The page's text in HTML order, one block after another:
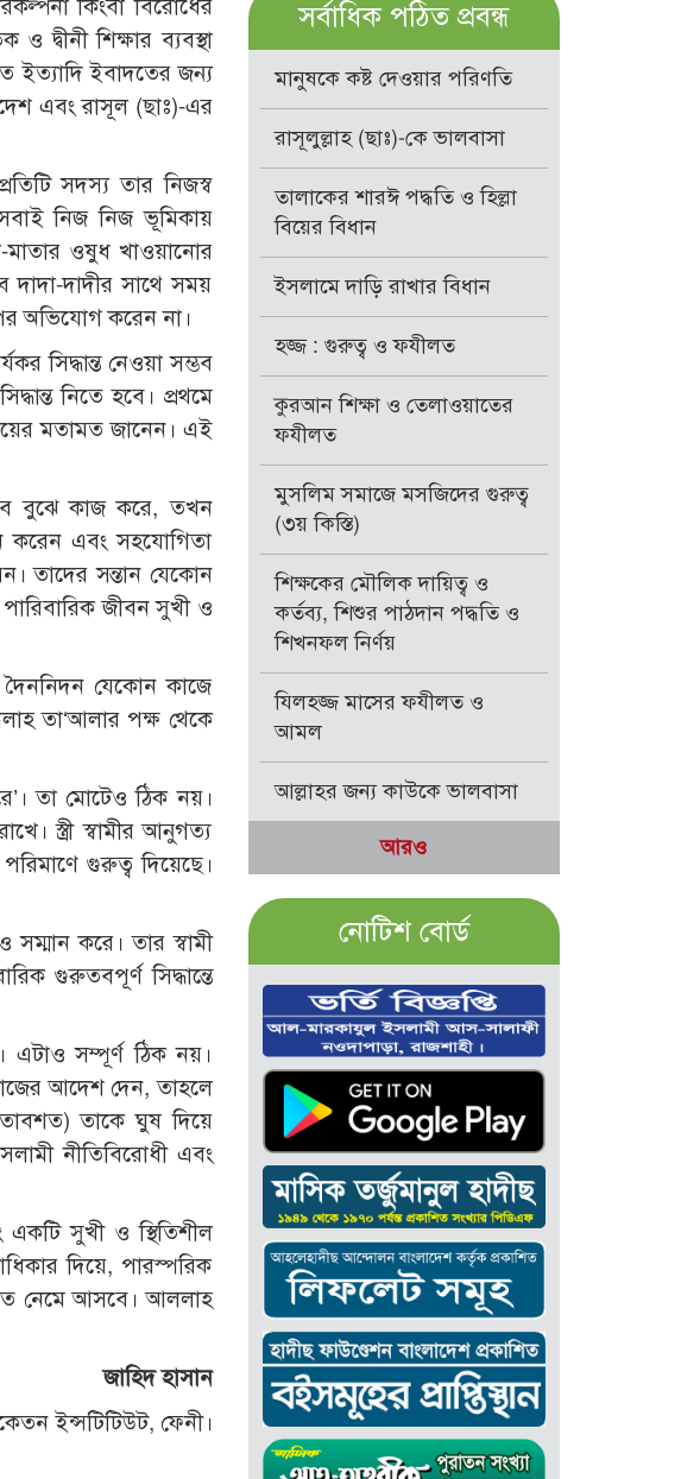
কিংবা বিরোধের
দ্বীনী শিক্ষার ব্যবস্থা
ইত্যাদি ইবাদতের জন্য
এবং রাসূল (ছাঃ)-এর
সদস্য তার নিজস্ব
নিজ নিজ ভূমিকায়
মাতার ওষুধ খাওয়ানোর
দাদা-দাদীর সাথে সময়
অভিযোগ করেন না।
সিদ্ধান্ত নেওয়া সম্ভব
নিতে হবে। প্রথমে
মতামত জানেন। এই
বুঝে কাজ করে, তখন
করেন এবং সহযোগিতা
তাদের সন্তান যেকোন
পারিবারিক জীবন সুখী ও
দৈননিদন যেকোন কাজে
তা‘আলার পক্ষ থেকে
তা মোটেও ঠিক নয়।
স্ত্রী স্বামীর আনুগত্য
পরিমাণে গুরুত্ব দিয়েছে।
করে। তার স্বামী
গুরুতবপূর্ণ সিদ্ধান্তে
এটাও সম্পূর্ণ ঠিক নয়।
আদেশ দেন, তাহলে
তাকে ঘুষ দিয়ে
নীতিবিরোধী এবং
একটি সুখী ও স্থিতিশীল
দিয়ে, পারস্পরিক
নেমে আসবে। আললাহ
জাহিদ হাসান
ইন্সটিটিউট, ফেনী।
সর্বাধিক পঠিত প্রবন্ধ
মানুষকে কষ্ট দেওয়ার পরিণতি
রাসূলুল্লাহ (ছাঃ)-কে ভালবাসা
তালাকের শারঈ পদ্ধতি ও হিল্লা
বিয়ের বিধান
ইসলামে দাড়ি রাখার বিধান
হজ্জ : গুরুত্ব ও ফযীলত
কুরআন শিক্ষা ও তেলাওয়াতের
ফযীলত
মুসলিম সমাজে মসজিদের গুরুত্ব
(৩য় কিস্তি)
শিক্ষকের মৌলিক দায়িত্ব ও
কর্তব্য, শিশুর পাঠদান পদ্ধতি ও
শিখনফল নির্ণয়
যিলহজ্জ মাসের ফযীলত ও
আমল
আল্লাহর জন্য কাউকে ভালবাসা
আরও
নোটিশ বোর্ড